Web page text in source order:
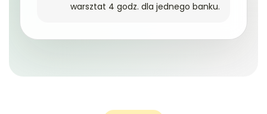
warsztat 4 godz. dla jednego banku.